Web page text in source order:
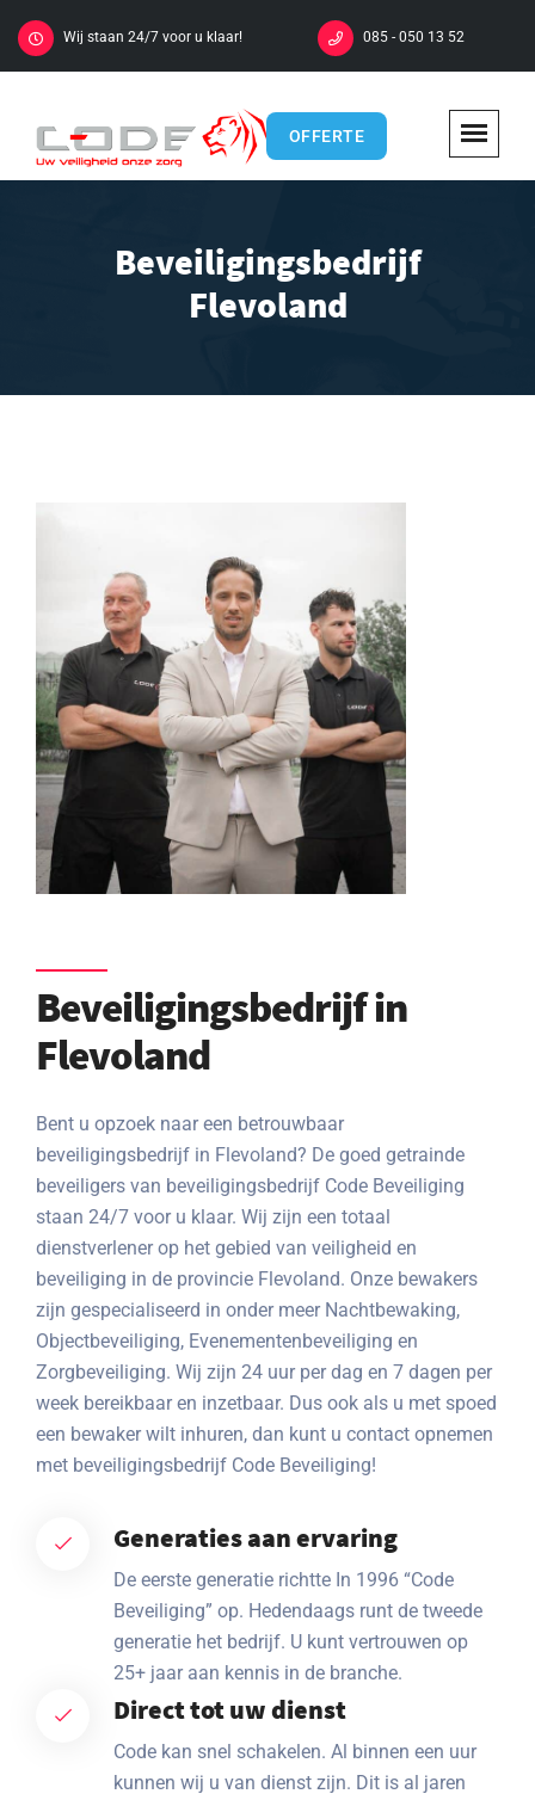
085 - 050 13 52
Wij staan 24/7 voor u klaar!
OFFERTE
Beveiligingsbedrijf
Flevoland
Beveiligingsbedrijf in
Flevoland
Bent u opzoek naar een betrouwbaar
beveiligingsbedrijf in Flevoland? De goed getrainde
beveiligers van beveiligingsbedrijf Code Beveiliging
staan 24/7 voor u klaar. Wij zijn een totaal
dienstverlener op het gebied van veiligheid en
beveiliging in de provincie Flevoland. Onze bewakers
zijn gespecialiseerd in onder meer Nachtbewaking,
Objectbeveiliging, Evenementenbeveiliging en
Zorgbeveiliging. Wij zijn 24 uur per dag en 7 dagen per
week bereikbaar en inzetbaar. Dus ook als u met spoed
een bewaker wilt inhuren, dan kunt u contact opnemen
met beveiligingsbedrijf Code Beveiliging!
Generaties aan ervaring
De eerste generatie richtte In 1996 “Code
Beveiliging” op. Hedendaags runt de tweede
generatie het bedrijf. U kunt vertrouwen op
25+ jaar aan kennis in de branche.
Direct tot uw dienst
Code kan snel schakelen. Al binnen een uur
kunnen wij u van dienst zijn. Dit is al jaren